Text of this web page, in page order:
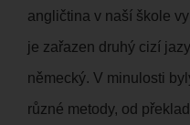
angličtina v naší škole
je zařazen druhý cizí
německý. V minulosti
různé metody, od